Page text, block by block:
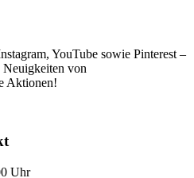
YouTube sowie Pinterest –
Neuigkeiten von
Aktionen!
Uhr